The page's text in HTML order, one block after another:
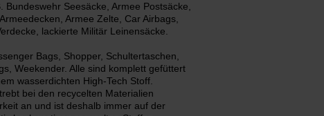
Bundeswehr Seesäcke, Armee Postsäcke,
Armee Zelte, Car Airbags,
lackierte Militär Leinensäcke.
Bags, Shopper, Schultertaschen,
Weekender. Alle sind komplett gefüttert
wasserdichten High-Tech Stoff.
bei den recycelten Materialien
an und ist deshalb immer auf der